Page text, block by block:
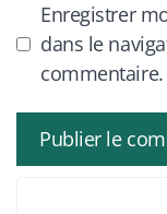
Enregistrer
dans le
commentaire.